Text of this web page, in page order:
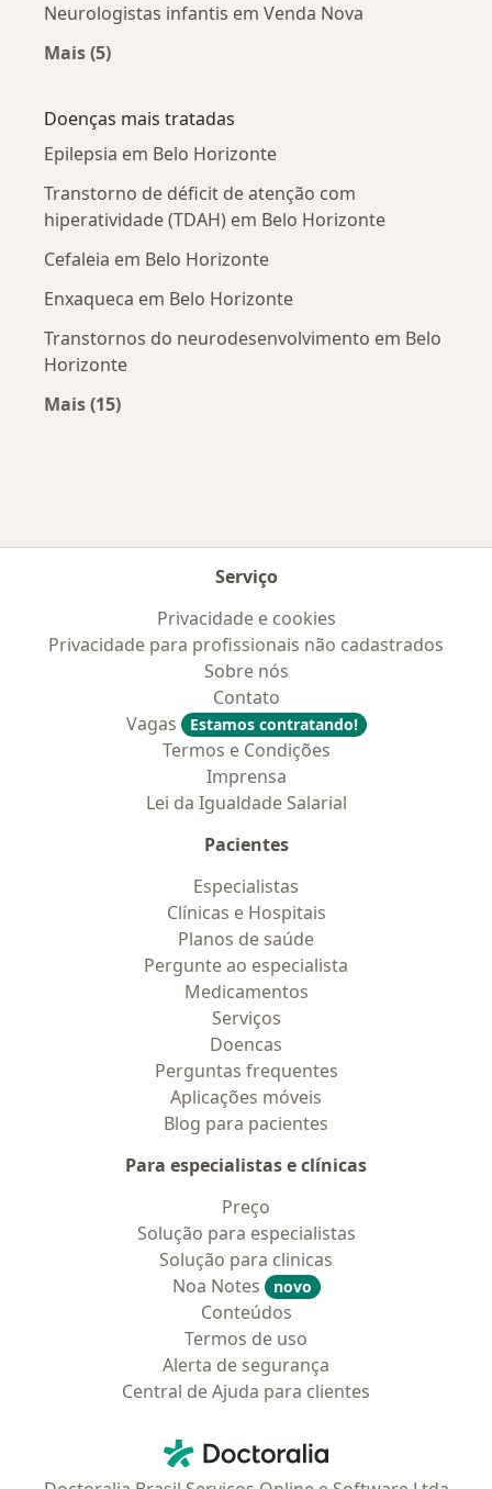
Neurologistas infantis em Venda Nova
Mais (5)
Doenças mais tratadas
Epilepsia em Belo Horizonte
Transtorno de déficit de atenção com
hiperatividade (TDAH) em Belo Horizonte
Cefaleia em Belo Horizonte
Enxaqueca em Belo Horizonte
Transtornos do neurodesenvolvimento em Belo
Horizonte
Mais (15)
Serviço
Privacidade e cookies
Privacidade para profissionais não cadastrados
Sobre nós
Contato
Vagas
Estamos contratando!
Termos e Condições
Imprensa
Lei da Igualdade Salarial
Pacientes
Especialistas
Clínicas e Hospitais
Planos de saúde
Pergunte ao especialista
Medicamentos
Serviços
Doencas
Perguntas frequentes
Aplicações móveis
Blog para pacientes
Para especialistas e clínicas
Preço
Solução para especialistas
Solução para clinicas
Noa Notes
novo
Conteúdos
Termos de uso
Alerta de segurança
Central de Ajuda para clientes
Doctoralia - Homepage